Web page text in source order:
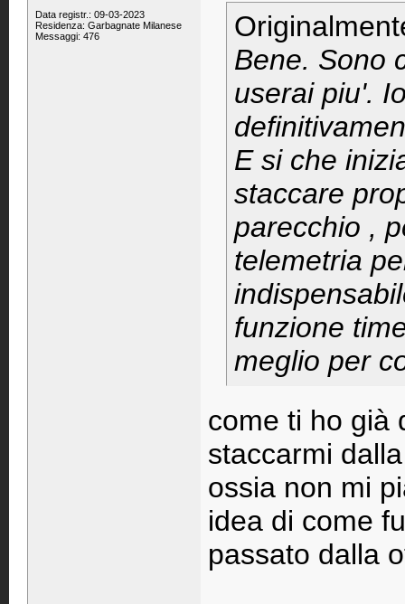
Data registr.: 09-03-2023
Residenza: Garbagnate Milanese
Messaggi: 476
Bene. Sono
userai piu'.
E si che
staccare
parecchio ,
telemetria
funzione
meglio per
come ti ho già
staccarmi
ossia non mi
idea di come
passato dalla